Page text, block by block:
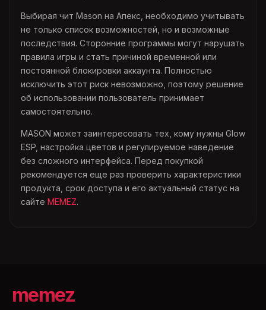
Выбирая чит Mason на Апекс, необходимо учитывать
не только список возможностей, но и возможные
последствия. Сторонние программы могут нарушать
правила игры и стать причиной временной или
постоянной блокировки аккаунта. Полностью
исключить этот риск невозможно, поэтому решение
об использовании пользователь принимает
самостоятельно.
MASON может заинтересовать тех, кому нужны Glow
ESP, настройка цветов и регулируемое наведение
без сложного интерфейса. Перед покупкой
рекомендуется еще раз проверить характеристики
продукта, срок доступа и его актуальный статус на
сайте MEMEZ.
memez